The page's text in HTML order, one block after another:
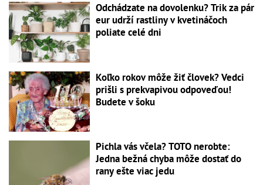
Odchádzate na dovolenku? Trik za pár
eur udrží rastliny v kvetináčoch
poliate celé dni
Koľko rokov môže žiť človek? Vedci
prišli s prekvapivou odpoveďou!
Budete v šoku
Pichla vás včela? TOTO nerobte:
Jedna bežná chyba môže dostať do
rany ešte viac jedu